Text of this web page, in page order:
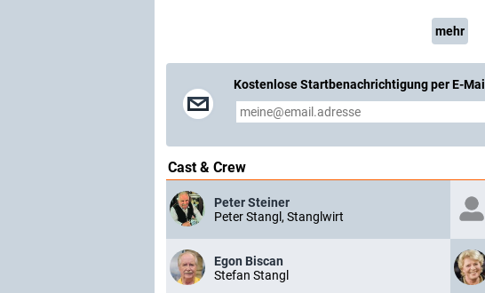
mehr
Kostenlose Startbenachrichtigung per E-Mail
Cast & Crew
Peter Steiner
Peter Stangl, Stanglwirt
Egon Biscan
Stefan Stangl